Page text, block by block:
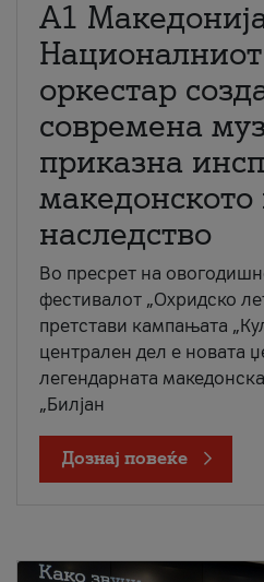
А1
оркестар
современа
приказна
македонското
наследство
Во пресрет на
фестивалот „Охридско
претстави кампањата
централен дел е новата
легендарната
„Билјан
Дознај повеќе